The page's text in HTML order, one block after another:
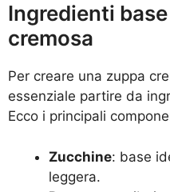
Ingredienti
cremosa
Per creare una zuppa
essenziale partire da
Ecco i principali
Zucchine: base
leggera.